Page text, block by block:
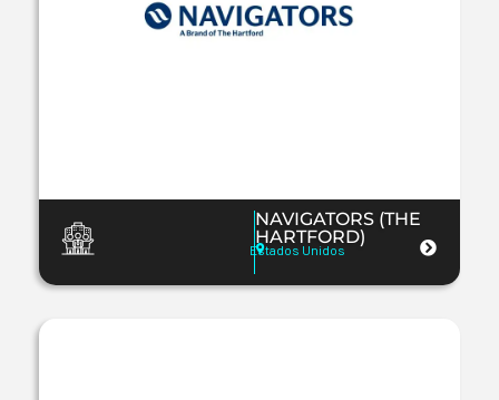
NAVIGATORS (THE
HARTFORD)
Estados Unidos